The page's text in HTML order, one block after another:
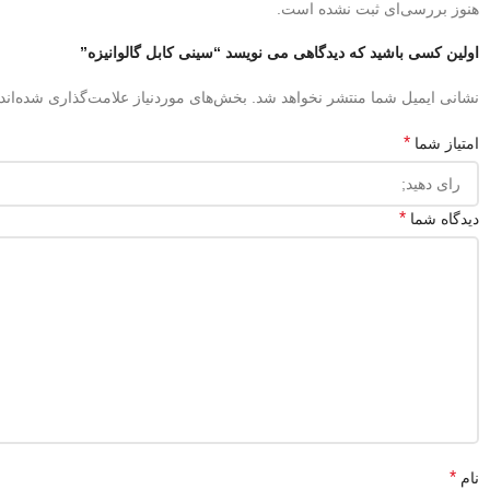
هنوز بررسی‌ای ثبت نشده است.
اولین کسی باشید که دیدگاهی می نویسد “سینی کابل گالوانیزه”
نشانی ایمیل شما منتشر نخواهد شد. بخش‌های موردنیاز علامت‌گذاری
امتیاز شما *
دیدگاه شما *
نام *